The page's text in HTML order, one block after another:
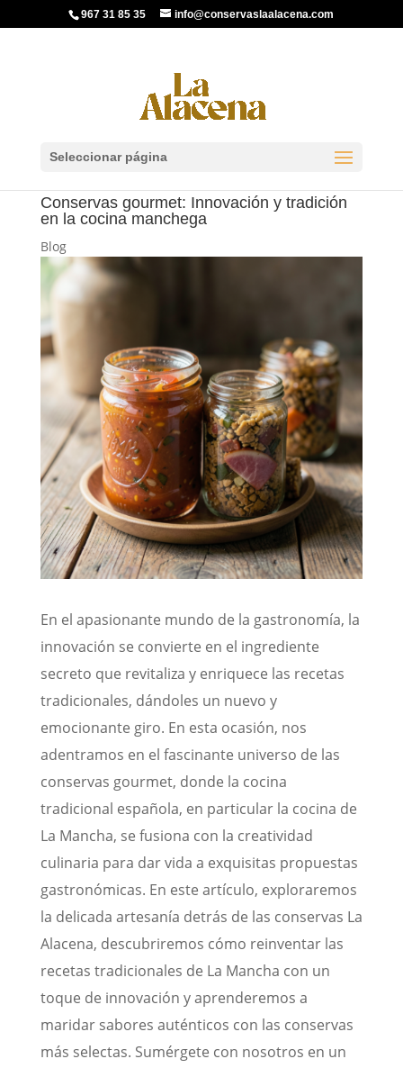
967 31 85 35 info@conservaslaalacena.com
Seleccionar página
Conservas gourmet: Innovación y tradición
en la cocina manchega
Blog
En el apasionante mundo de la gastronomía, la
innovación se convierte en el ingrediente
secreto que revitaliza y enriquece las recetas
tradicionales, dándoles un nuevo y
emocionante giro. En esta ocasión, nos
adentramos en el fascinante universo de las
conservas gourmet, donde la cocina
tradicional española, en particular la cocina de
La Mancha, se fusiona con la creatividad
culinaria para dar vida a exquisitas propuestas
gastronómicas. En este artículo, exploraremos
la delicada artesanía detrás de las conservas La
Alacena, descubriremos cómo reinventar las
recetas tradicionales de La Mancha con un
toque de innovación y aprenderemos a
maridar sabores auténticos con las conservas
más selectas. Sumérgete con nosotros en un